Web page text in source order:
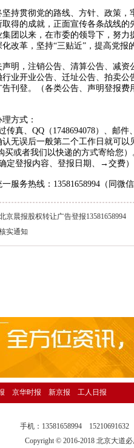
报，海关行政处罚通知公告13581658994
报，法制日报处罚公告刊登电话
报，海关行政处罚通知登报13581658994
登报，资产处置公告登报电话
登报，经济日报土地转让刊登电话
中国商报资产转让公告登报13581658994
北京日报税务稽查广告刊登13581658994
经济日报债权转让广告登报13581658994
北京晚报海关稽查处罚公告登报
境报广告部电话13581658994
报公告部电话13581658994
报，法制日报资产转让广告登报
法制晚报改制公告刊登电话13581658994
北京日报银行催收公告登报13581658994
日报债务催收公告登报电话13581658994
日报债务催收公告登报13581658994
，法院送达公告刊登热线13581658994
中华工商时报仲裁委公告登报
持贯彻党的路线、方针、政策
得的成就，正面宣传各条战线
团以来，在市委的领导下，努
改革，坚持“三贴近”，提高党报
明，注销公告、清算公告、减
业开业公告、迁址公告、拍卖
刊登。（各类公告、声明登报
方式：
真、QQ（1748694078）、邮
无误后一般第二个工作日就可
买或者我们以快递的方式寄给您）
定登报内容、登报日期、→交费）
服务热线：13581658994（同微
京晨报股权转让广告登报13581658994
实通知
京华时报 新京报 工人日报
手机：13581658994
Copyright © 2016-2018 北京大道